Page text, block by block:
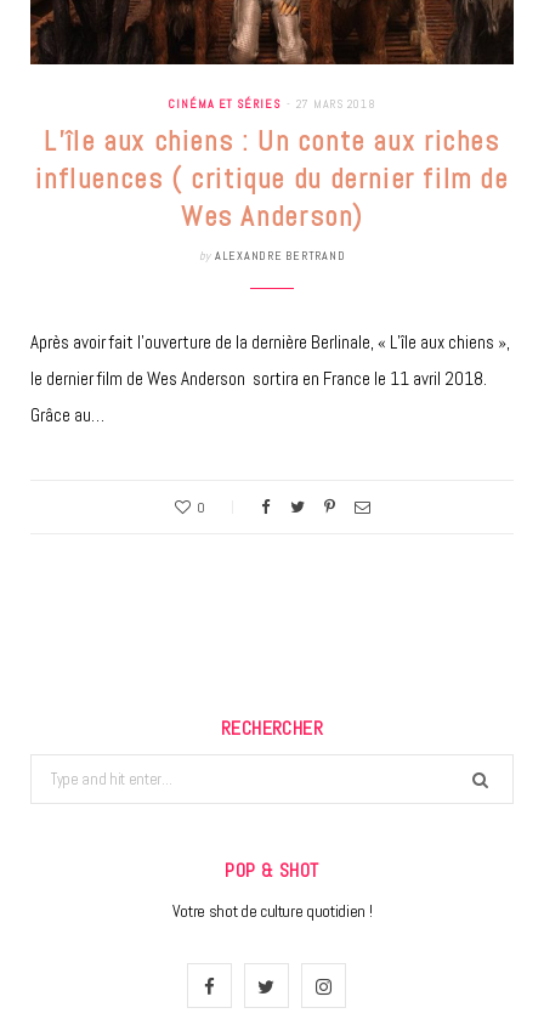
CINÉMA ET SÉRIES 27 MARS 2018
L’île aux chiens : Un conte aux riches
influences ( critique du dernier film de
Wes Anderson)
by ALEXANDRE BERTRAND
Après avoir fait l’ouverture de la dernière Berlinale, « L’île aux chiens »,
le dernier film de Wes Anderson sortira en France le 11 avril 2018.
Grâce au…
0
RECHERCHER
Search
for:
POP & SHOT
Votre shot de culture quotidien !
F
I